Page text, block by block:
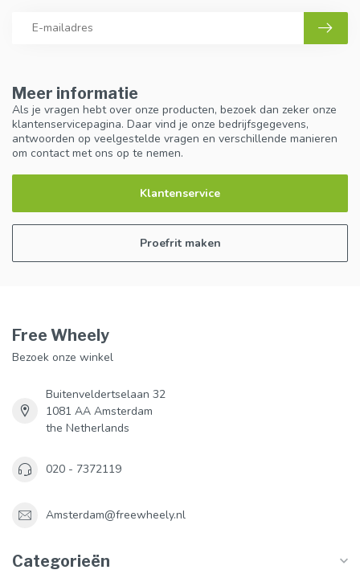
Meer informatie
Als je vragen hebt over onze producten, bezoek dan zeker onze
klantenservicepagina. Daar vind je onze bedrijfsgegevens,
antwoorden op veelgestelde vragen en verschillende manieren
om contact met ons op te nemen.
Klantenservice
Proefrit maken
Free Wheely
Bezoek onze winkel
Buitenveldertselaan 32
1081 AA Amsterdam
the Netherlands
020 - 7372119
Amsterdam@freewheely.nl
Categorieën